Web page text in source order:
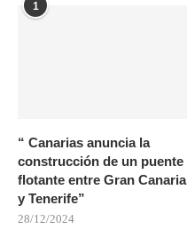
1
“ Canarias anuncia la
construcción de un puente
flotante entre Gran Canaria
y Tenerife”
28/12/2024